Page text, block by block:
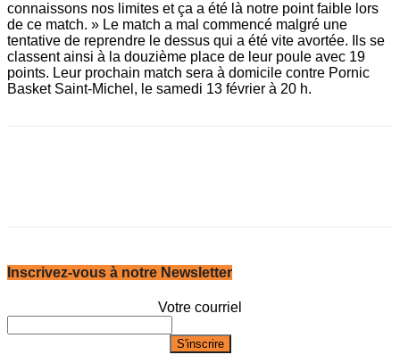
connaissons nos limites et ça a été là notre point faible lors
de ce match. » Le match a mal commencé malgré une
tentative de reprendre le dessus qui a été vite avortée. Ils se
classent ainsi à la douzième place de leur poule avec 19
points. Leur prochain match sera à domicile contre Pornic
Basket Saint-Michel, le samedi 13 février à 20 h.
Inscrivez-vous à notre Newsletter
Votre courriel